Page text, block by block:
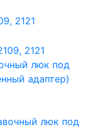
2121
люк под
адаптер)